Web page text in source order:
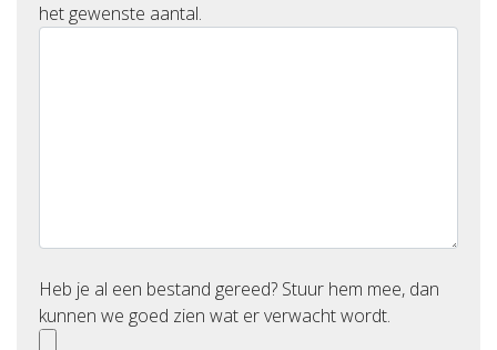
het gewenste aantal.
Heb je al een bestand gereed? Stuur hem mee, dan
kunnen we goed zien wat er verwacht wordt.